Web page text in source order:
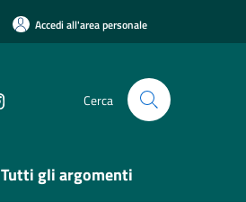
Accedi all'area personale
Cerca
Tutti gli argomenti